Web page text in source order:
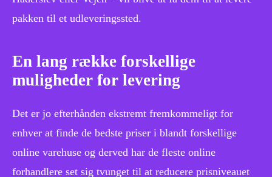
pakken til et udleveringssted.
En lang række forskellige
muligheder for levering
Det er jo efterhånden ekstremt fremkommeligt for
enhver at finde de bedste priser i blandt forskellige
online varehuse og derved har de fleste online
forhandlere set sig tvunget til at reducere prisniveauet